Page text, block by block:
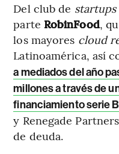
Del club de startups
parte RobinFood,
los mayores cloud
Latinoamérica, así
a mediados del año
millones a través de
financiamiento serie
y Renegade
de deuda.